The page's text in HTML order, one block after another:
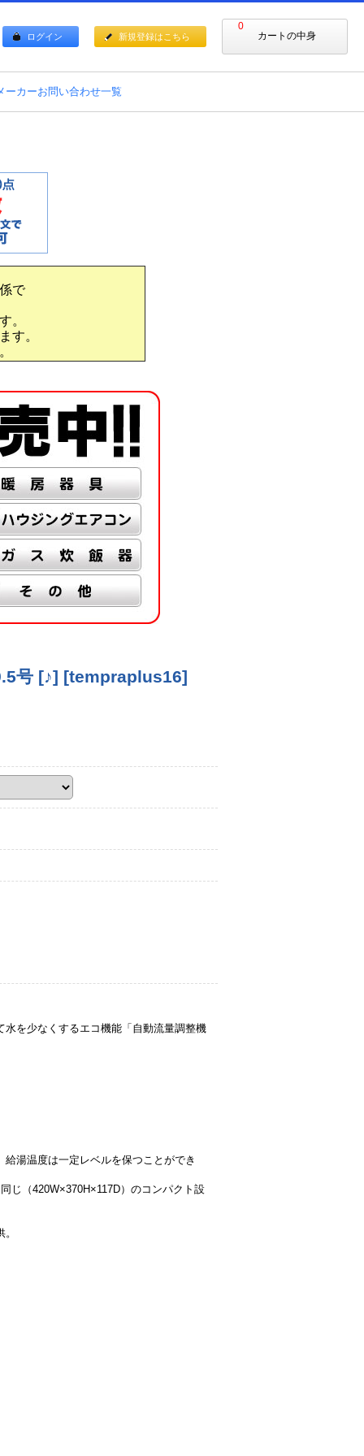
0
カートの中身
ログイン 新規登録はこちら
ーカーお問い合わせ一覧
で
。
す。
号 [♪] [tempraplus16]
を少なくするエコ機能「自動流量調整機
湯温度は一定レベルを保つことができ
（420W×370H×117D）のコンパクト設